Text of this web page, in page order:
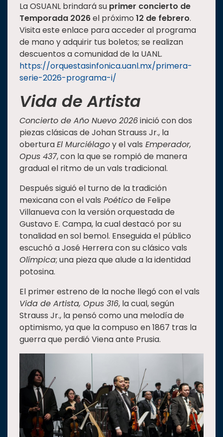
La OSUANL brindará su primer concierto de
Temporada 2026el próximo 12 de febrero.
Visita este enlace para acceder al programa
de mano y adquirir tus boletos; se realizan
descuentos a comunidad de la UANL.
https://orquestasinfonica.uanl.mx/primera-
serie-2026-programa-i/
Vida de Artista
Concierto de Año Nuevo 2026inició con dos
piezas clásicas de Johan Strauss Jr., la
oberturaEl Murciélagoy el vals Emperador,
Opus 437, con la que se rompió de manera
gradual el ritmo de un vals tradicional.
Después siguió el turno de la tradición
mexicana con el vals Poético de Felipe
Villanueva con la versión orquestada de
Gustavo E. Campa, la cual destacó por su
tonalidad en sol bemol. Enseguida el público
escuchó a José Herrera con su clásico vals
Olímpica; una pieza que alude a la identidad
potosina.
El primer estreno de la noche llegó con el vals
Vida de Artista, Opus 316, la cual, según
Strauss Jr., la pensó como una melodía de
optimismo, ya que la compuso en 1867 tras la
guerra que perdió Viena ante Prusia.